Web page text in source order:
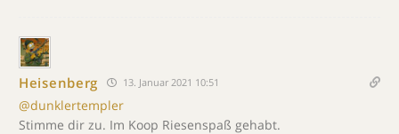
Heisenberg 13. Januar 2021 10:51
@dunklertempler
Stimme dir zu. Im Koop Riesenspaß gehabt.